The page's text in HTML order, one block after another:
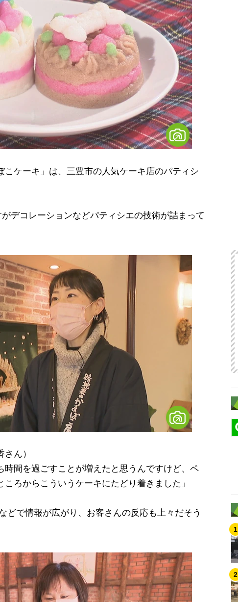
ケーキ」は、三豊市の人気ケーキ店のパティシ
デコレーションなどパティシエの技術が詰まって
ん）
時間を過ごすことが増えたと思うんですけど、ペ
ろからこういうケーキにたどり着きました」
で情報が広がり、お客さんの反応も上々だそう
1
2